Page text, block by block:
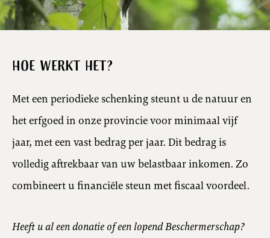
Hoe werkt het?
Met een periodieke schenking steunt u de natuur en
het erfgoed in onze provincie voor minimaal vijf
jaar, met een vast bedrag per jaar. Dit bedrag is
volledig aftrekbaar van uw belastbaar inkomen. Zo
combineert u financiële steun met fiscaal voordeel.
Heeft u al een donatie of een lopend Beschermerschap?